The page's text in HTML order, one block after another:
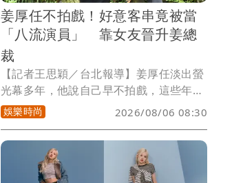
姜厚任不拍戲！好意客串竟被當
「八流演員」 靠女友晉升姜總
裁
【記者王思穎／台北報導】姜厚任淡出螢
光幕多年，他說自己早不拍戲，這些年其
實一直有人邀，前幾天還收到電影劇本，
一看，角色是管理員，「哇哩咧！沒什麼
發揮空間。」現在經濟來源，他打趣：
「靠女友。」原來女友童芯有5間跨領域
公司，她善於創造，不諳管理，「我的事
娛樂時尚 2026/08/06 08:30